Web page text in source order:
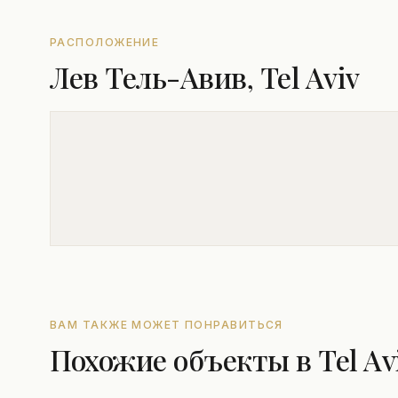
РАСПОЛОЖЕНИЕ
Лев Тель-Авив, Tel Aviv
ВАМ ТАКЖЕ МОЖЕТ ПОНРАВИТЬСЯ
Похожие объекты в Tel